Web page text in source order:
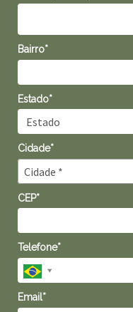
Bairro*
Estado*
Cidade*
Cidade *
Cidade*
CEP*
Telefone*
Email*